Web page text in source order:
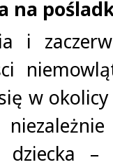
na
i
w
dziecka